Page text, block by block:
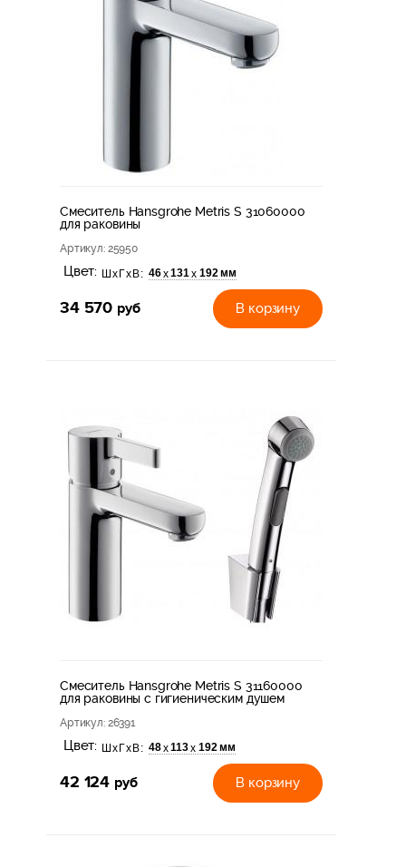
Смеситель Hansgrohe Metris S 31060000
для раковины
Артикул: 25950
Цвет: ШхГхВ: 46х 131 х 192 мм
34 570 руб В корзину
Смеситель Hansgrohe Metris S 31160000
для раковины с гигиеническим душем
Артикул: 26391
Цвет: ШхГхВ: 48х 113х 192 мм
42 124 руб В корзину